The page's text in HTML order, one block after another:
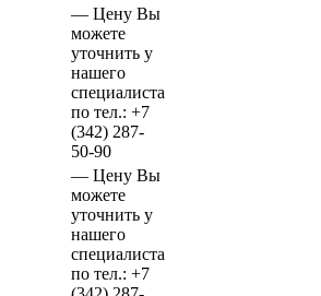
— Цену Вы
можете
уточнить у
нашего
специалиста
по тел.: +7
(342) 287-
50-90
— Цену Вы
можете
уточнить у
нашего
специалиста
по тел.: +7